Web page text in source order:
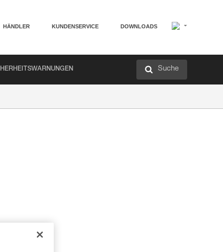
HÄNDLER KUNDENSERVICE DOWNLOADS
Suche